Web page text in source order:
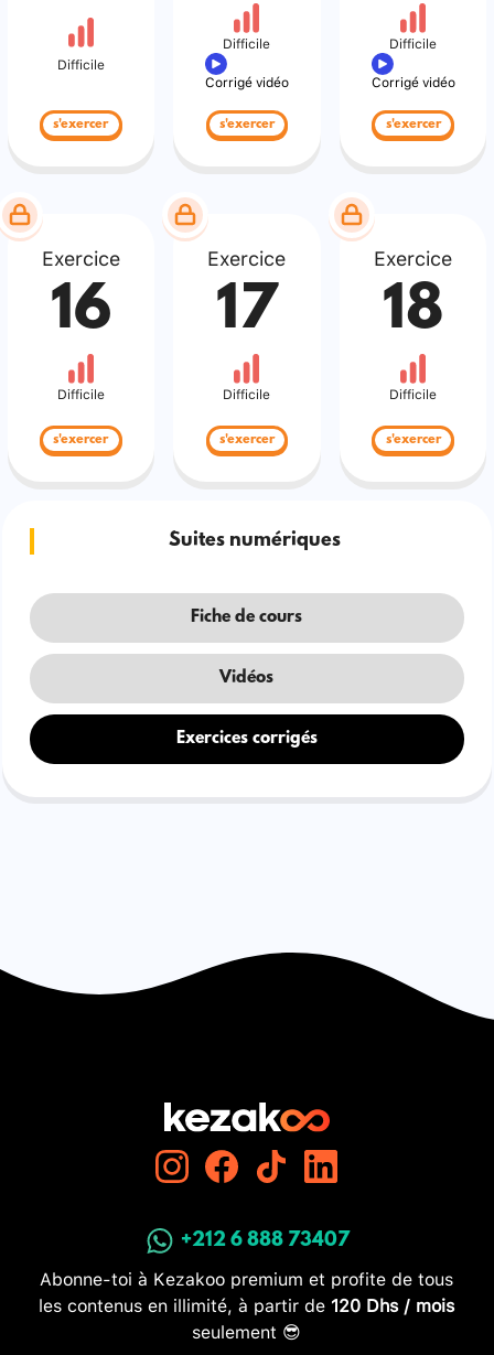
Difficile
s'exercer
Difficile
Corrigé vidéo
s'exercer
Difficile
Corrigé vidéo
s'exercer
Exercice
16
Difficile
s'exercer
Exercice
17
Difficile
s'exercer
Exercice
18
Difficile
s'exercer
Suites numériques
Fiche de cours
Vidéos
Exercices corrigés
+212 6 888 73407
Abonne-toi à Kezakoo premium et profite de tous
les contenus en illimité, à partir de 120 Dhs / mois
seulement 😎